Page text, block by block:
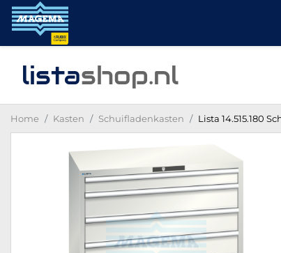
listashop.nl
Home Kasten Schuifladenkasten Lista 14.515.180